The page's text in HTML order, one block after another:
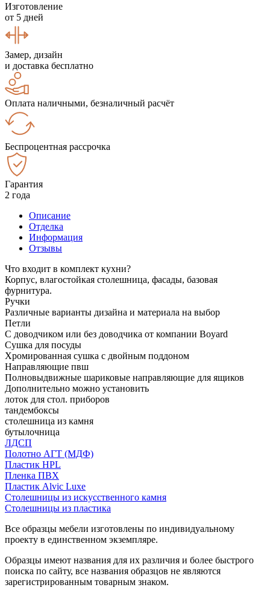
Изготовление
от 5 дней
Замер, дизайн
и доставка бесплатно
Оплата наличными, безналичный расчёт
Беспроцентная рассрочка
Гарантия
2 года
Описание
Отделка
Информация
Отзывы
Что входит в комплект кухни?
Корпус, влагостойкая столешница, фасады, базовая
фурнитура.
Ручки
Различные варианты дизайна и материала на выбор
Петли
С доводчиком или без доводчика от компании Boyard
Сушка для посуды
Хромированная сушка с двойным поддоном
Направляющие пвш
Полновыдвижные шариковые направляющие для ящиков
Дополнительно можно установить
лоток для стол. приборов
тандембоксы
столешница из камня
бутылочница
ЛДСП
Полотно АГТ (МДФ)
Пластик HPL
Пленка ПВХ
Пластик Alvic Luxe
Столешницы из искусственного камня
Столешницы из пластика
Все образцы мебели изготовлены по индивидуальному
проекту в единственном экземпляре.
Образцы имеют названия для их различия и более быстрого
поиска по сайту, все названия образцов не являются
зарегистрированным товарным знаком.